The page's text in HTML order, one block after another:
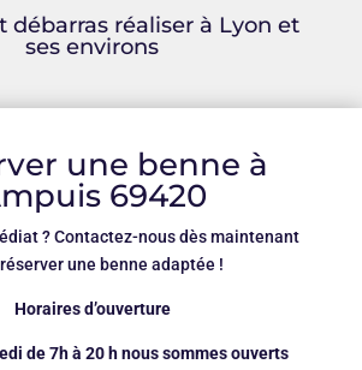
débarras réaliser à Lyon et
ses environs
une benne à
69420
? Contactez-nous dès maintenant
une benne adaptée !
Horaires d’ouverture
de 7h à 20 h nous sommes ouverts